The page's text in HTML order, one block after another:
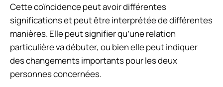
Cette coïncidence peut avoir différentes
significations et peut être interprétée de différentes
manières. Elle peut signifier qu’une relation
particulière va débuter, ou bien elle peut indiquer
des changements importants pour les deux
personnes concernées.